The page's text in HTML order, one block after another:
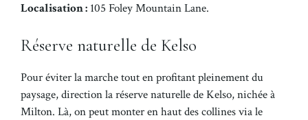
Localisation : 105 Foley Mountain Lane.
Réserve naturelle de Kelso
Pour éviter la marche tout en profitant pleinement du
paysage, direction la réserve naturelle de Kelso, nichée à
Milton. Là, on peut monter en haut des collines via le